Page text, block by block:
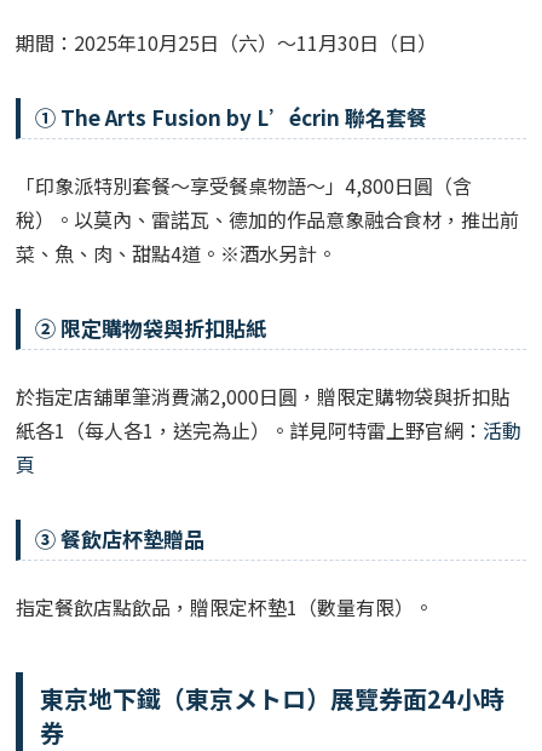
期間：2025年10月25日（六）～11月30日（日）
① The Arts Fusion by L’écrin 聯名套餐
「印象派特別套餐～享受餐桌物語～」4,800日圓（含
稅）。以莫內、雷諾瓦、德加的作品意象融合食材，推出前
菜、魚、肉、甜點4道。※酒水另計。
② 限定購物袋與折扣貼紙
於指定店舖單筆消費滿2,000日圓，贈限定購物袋與折扣貼
紙各1（每人各1，送完為止）。詳見阿特雷上野官網： 活動
頁
③ 餐飲店杯墊贈品
指定餐飲店點飲品，贈限定杯墊1（數量有限）。
東京地下鐵（東京メトロ）展覽券面24小時
券